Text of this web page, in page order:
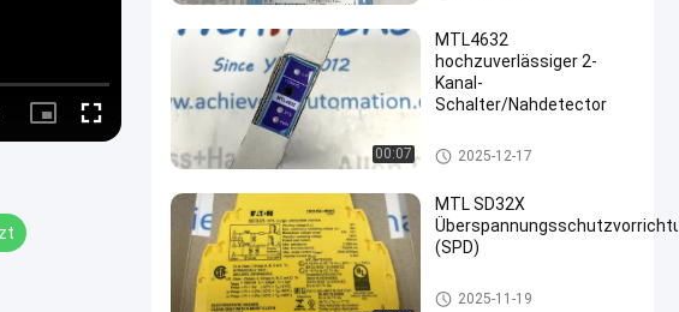
Picture- Fullscreen
00:07
MTL4632
hochzuverlässiger 2-
Kanal-
Schalter/Nahdetector
MTL-Instrumente
2025-12-17
MTL SD32X
(SPD)
MTL-Instrumente
2025-11-19